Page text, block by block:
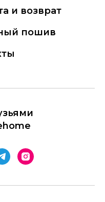
и возврат
пошив